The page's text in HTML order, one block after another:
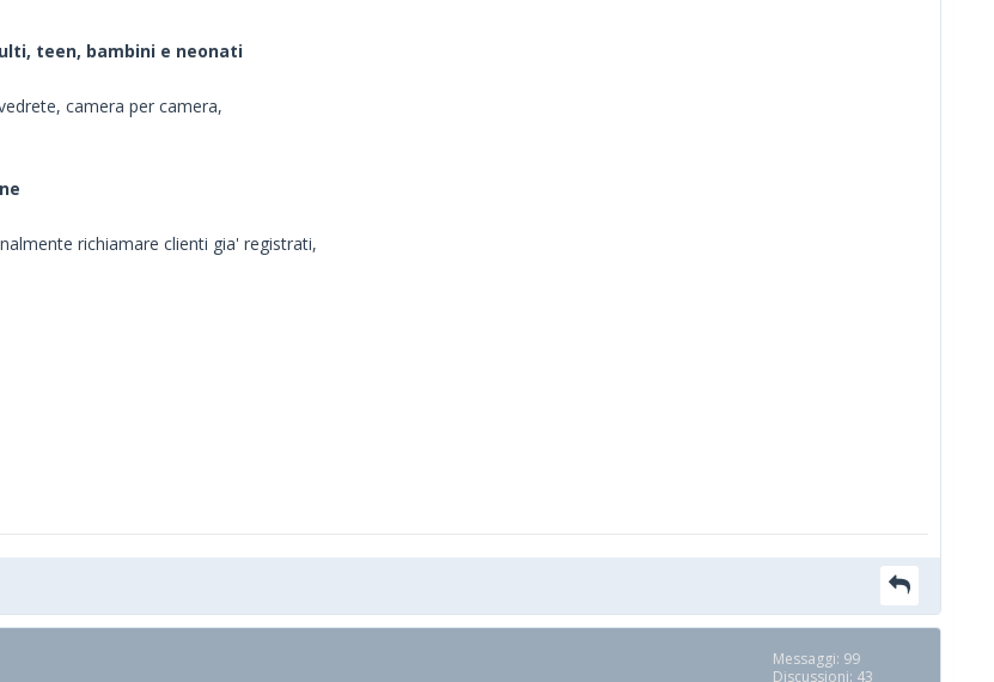
teen, bambini e neonati
camera per camera,
richiamare clienti gia' registrati,
Messaggi: 99
Discussioni: 43